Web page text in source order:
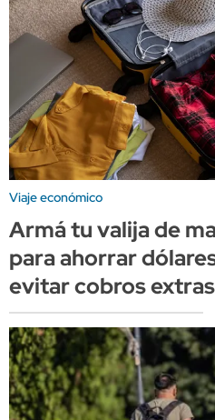
Viaje económico
Armá tu valija de
para ahorrar
evitar cobros extras